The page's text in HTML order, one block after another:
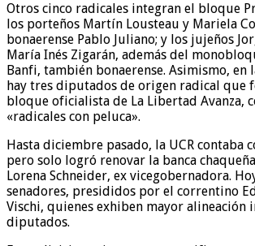
Otros cinco radicales integran el bloque
los porteños Martín Lousteau y Mariela
bonaerense Pablo Juliano; y los jujeños
María Inés Zigarán, además del
Banfi, también bonaerense. Asimismo, en
hay tres diputados de origen radical que
bloque oficialista de La Libertad Avanza,
«radicales con peluca».
Hasta diciembre pasado, la UCR contaba
pero solo logró renovar la banca
Lorena Schneider, ex vicegobernadora.
senadores, presididos por el correntino
Vischi, quienes exhiben mayor alineación
diputados.